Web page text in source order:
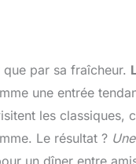
que par sa fraîcheur.
une entrée
les classiques,
Le résultat ?
un dîner entre